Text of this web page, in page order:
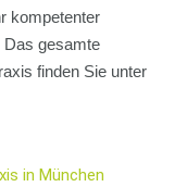
kompetenter
gesamte
finden Sie unter
in München